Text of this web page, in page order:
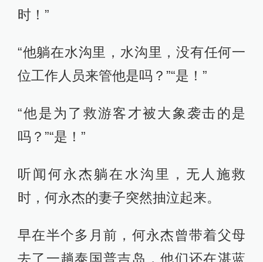
时！”
“他躺在水沟里，水沟里，没有任何一
位工作人员来管他是吗？”“是！”
“他是为了救游客才被大象袭击的是
吗？”“是！”
听闻何永杰躺在水沟里，无人施救
时，何永杰的妻子突然抽泣起来。
早在半个多月前，何永杰曾带着父母
去了一趟泰国普吉岛，他们还在湛蓝